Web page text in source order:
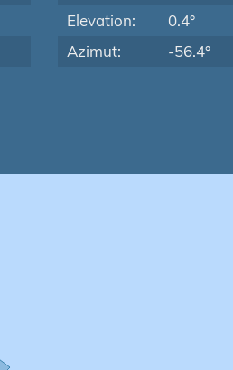
Elevation:
0.4°
Azimut:
-56.4°